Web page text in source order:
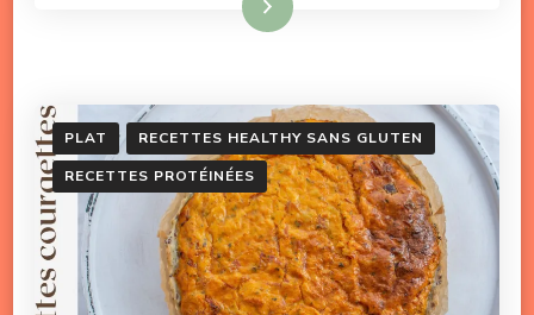
Lire la suite
PLAT
RECETTES HEALTHY SANS GLUTEN
RECETTES PROTÉINÉES